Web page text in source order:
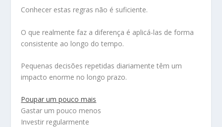
Conhecer estas regras não é suficiente.
O que realmente faz a diferença é aplicá-las de forma
consistente ao longo do tempo.
Pequenas decisões repetidas diariamente têm um
impacto enorme no longo prazo.
Poupar um pouco mais
Gastar um pouco menos
Investir regularmente